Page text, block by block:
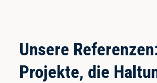
Unsere
Projekte, die